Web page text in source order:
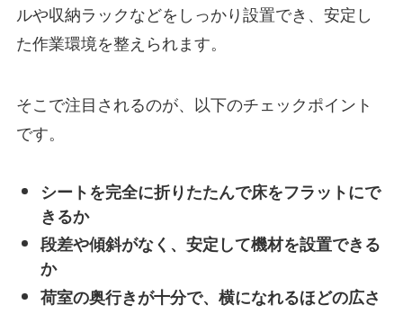
ルや収納ラックなどをしっかり設置でき、安定し
た作業環境を整えられます。
そこで注目されるのが、以下のチェックポイント
です。
シートを完全に折りたたんで床をフラットにで
きるか
段差や傾斜がなく、安定して機材を設置できる
か
荷室の奥行きが十分で、横になれるほどの広さ